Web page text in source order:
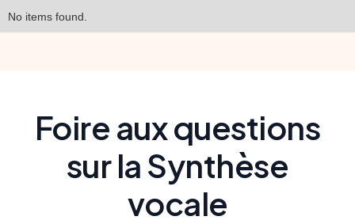
No items found.
Foire aux questions
sur la Synthèse
vocale